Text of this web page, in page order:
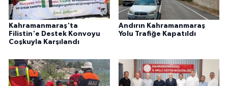
Kahramanmaraş'ta
Filistin'e Destek Konvoyu
Coşkuyla Karşılandı
Andırın Kahramanmaraş
Yolu Trafiğe Kapatıldı